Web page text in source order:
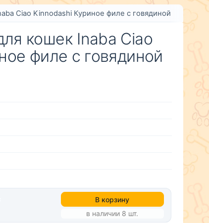
Ciao Kinnodashi Куриное филе с говядиной
кошек Inaba Ciao
филе с говядиной
В корзину
в наличии 8 шт.